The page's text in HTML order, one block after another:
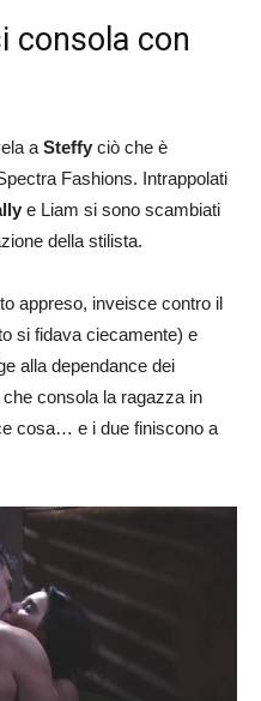
consola con
a Steffy ciò che è
Fashions. Intrappolati
e Liam si sono scambiati
della stilista.
appreso, inveisce contro il
si fidava ciecamente) e
alla dependance dei
che consola la ragazza in
cosa… e i due finiscono a